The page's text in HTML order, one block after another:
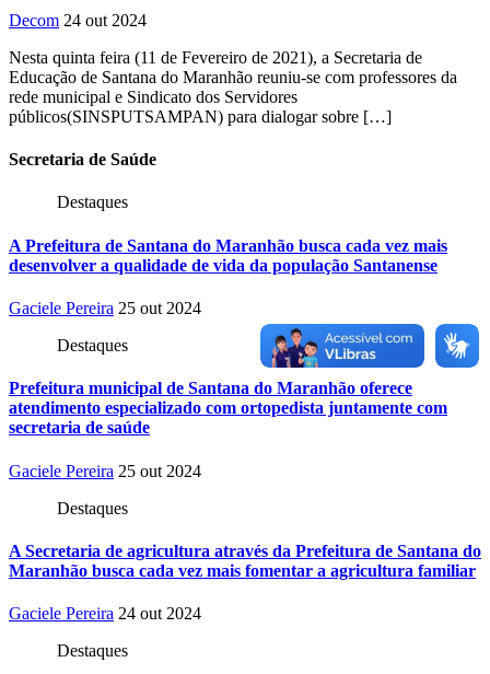
Decom 24 out 2024
Nesta quinta feira (11 de Fevereiro de 2021), a Secretaria de
Educação de Santana do Maranhão reuniu-se com professores da
rede municipal e Sindicato dos Servidores
públicos(SINSPUTSAMPAN) para dialogar sobre […]
Secretaria de Saúde
Destaques
A Prefeitura de Santana do Maranhão busca cada vez mais
desenvolver a qualidade de vida da população Santanense
Gaciele Pereira 25 out 2024
Destaques
Prefeitura municipal de Santana do Maranhão oferece
atendimento especializado com ortopedista juntamente com
secretaria de saúde
Gaciele Pereira 25 out 2024
Destaques
A Secretaria de agricultura através da Prefeitura de Santana do
Maranhão busca cada vez mais fomentar a agricultura familiar
Gaciele Pereira 24 out 2024
Destaques